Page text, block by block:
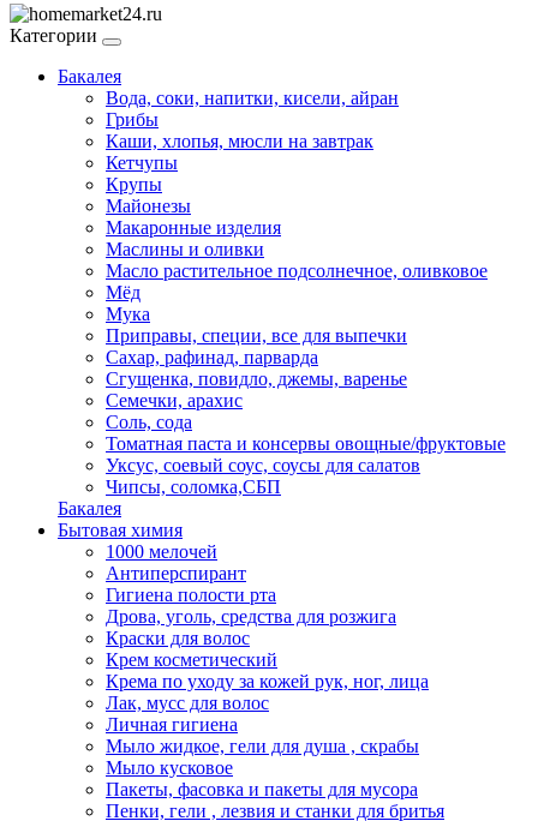
Категории
Бакалея
Вода, соки, напитки, кисели, айран
Грибы
Каши, хлопья, мюсли на завтрак
Кетчупы
Крупы
Майонезы
Макаронные изделия
Маслины и оливки
Масло растительное подсолнечное, оливковое
Мёд
Мука
Приправы, специи, все для выпечки
Сахар, рафинад, парварда
Сгущенка, повидло, джемы, варенье
Семечки, арахис
Соль, сода
Томатная паста и консервы овощные/фруктовые
Уксус, соевый соус, соусы для салатов
Чипсы, соломка,СБП
Бакалея
Бытовая химия
1000 мелочей
Антиперспирант
Гигиена полости рта
Дрова, уголь, средства для розжига
Краски для волос
Крем косметический
Крема по уходу за кожей рук, ног, лица
Лак, мусс для волос
Личная гигиена
Мыло жидкое, гели для душа , скрабы
Мыло кусковое
Пакеты, фасовка и пакеты для мусора
Пенки, гели , лезвия и станки для бритья